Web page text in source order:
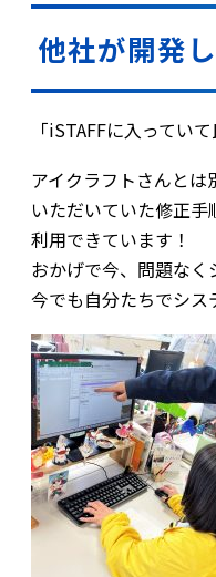
他社が開発
――「iSTAFFに入って
アイクラフトさんとは
いただいていた修正
利用できています！
おかげで今、問題なく
今でも自分たちでシス